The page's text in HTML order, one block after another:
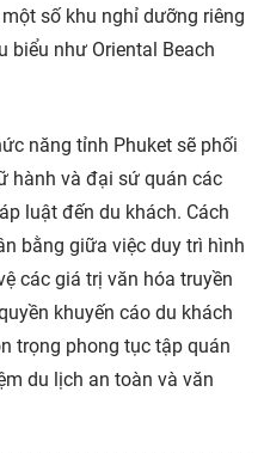
số khu nghỉ dưỡng riêng
biểu như Oriental Beach
năng tỉnh Phuket sẽ phối
hành và đại sứ quán các
luật đến du khách. Cách
bằng giữa việc duy trì hình
các giá trị văn hóa truyền
khuyến cáo du khách
trọng phong tục tập quán
du lịch an toàn và văn